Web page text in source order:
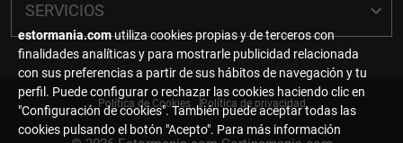
SERVICIOS
Política de Cookies Política de privacidad
estormania.comutiliza cookies propias y de terceros con
finalidades analíticas y para mostrarle publicidad relacionada
con sus preferencias a partir de sus hábitos de navegación y tu
perfil. Puede configurar o rechazar las cookies haciendo clic en
"Configuración de cookies". También puede aceptar todas las
cookies pulsando el botón "Acepto". Para más información